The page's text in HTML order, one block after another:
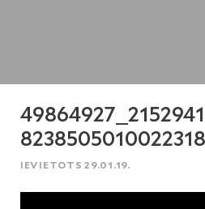
IEVIETOTS 29.01.19.